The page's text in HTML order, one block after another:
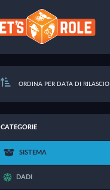
ORDINA PER DATA DI RILASCIO
CATEGORIE
SISTEMA
DADI